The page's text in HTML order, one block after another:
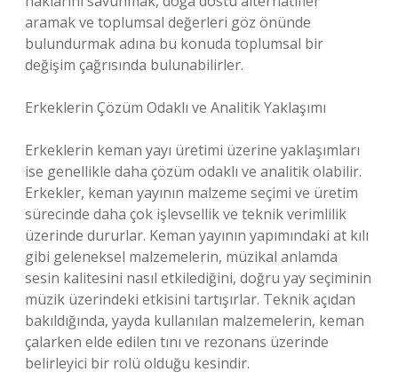
aramak ve toplumsal değerleri göz önünde
bulundurmak adına bu konuda toplumsal bir
değişim çağrısında bulunabilirler.
Erkeklerin Çözüm Odaklı ve Analitik Yaklaşımı
Erkeklerin keman yayı üretimi üzerine yaklaşımları
ise genellikle daha çözüm odaklı ve analitik olabilir.
Erkekler, keman yayının malzeme seçimi ve üretim
sürecinde daha çok işlevsellik ve teknik verimlilik
üzerinde dururlar. Keman yayının yapımındaki at kılı
gibi geleneksel malzemelerin, müzikal anlamda
sesin kalitesini nasıl etkilediğini, doğru yay seçiminin
müzik üzerindeki etkisini tartışırlar. Teknik açıdan
bakıldığında, yayda kullanılan malzemelerin, keman
çalarken elde edilen tını ve rezonans üzerinde
belirleyici bir rolü olduğu kesindir.